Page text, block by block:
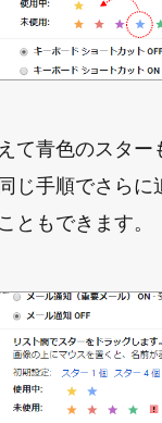
て青色のスター
じ手順でさらに
ともできます。